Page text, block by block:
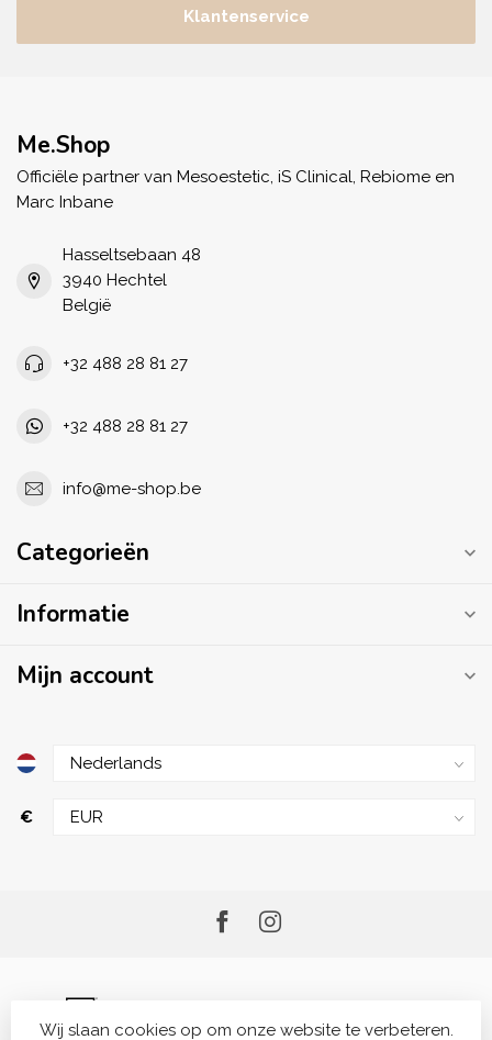
Klantenservice
Me.Shop
Officiële partner van Mesoestetic, iS Clinical, Rebiome en
Marc Inbane
Hasseltsebaan 48
3940 Hechtel
België
+32 488 28 81 27
+32 488 28 81 27
info@me-shop.be
Categorieën
Informatie
Mijn account
€
Wij slaan cookies op om onze website te verbeteren.